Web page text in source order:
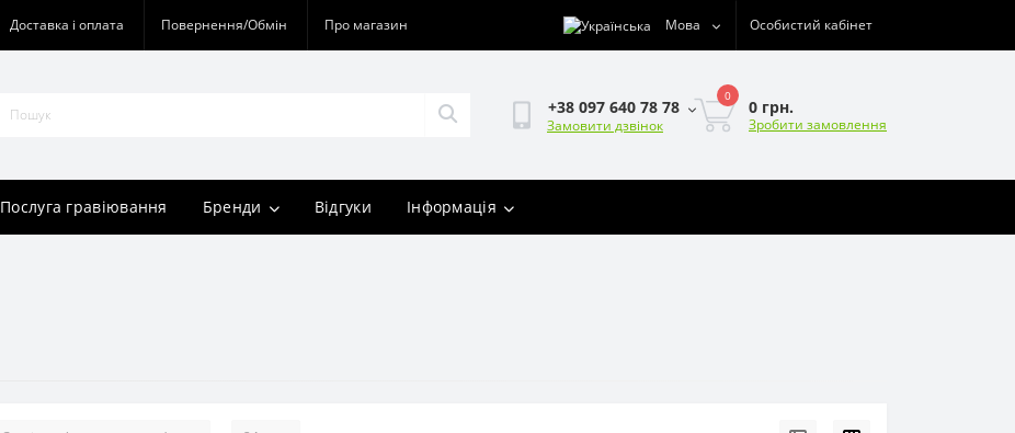
Доставка і оплата Повернення/Обмін Про магазин Мова Особистий кабінет
+38 097 640 78 78
Замовити дзвінок
0
0 грн.
Зробити замовлення
Послуга гравіювання Бренди Відгуки Інформація